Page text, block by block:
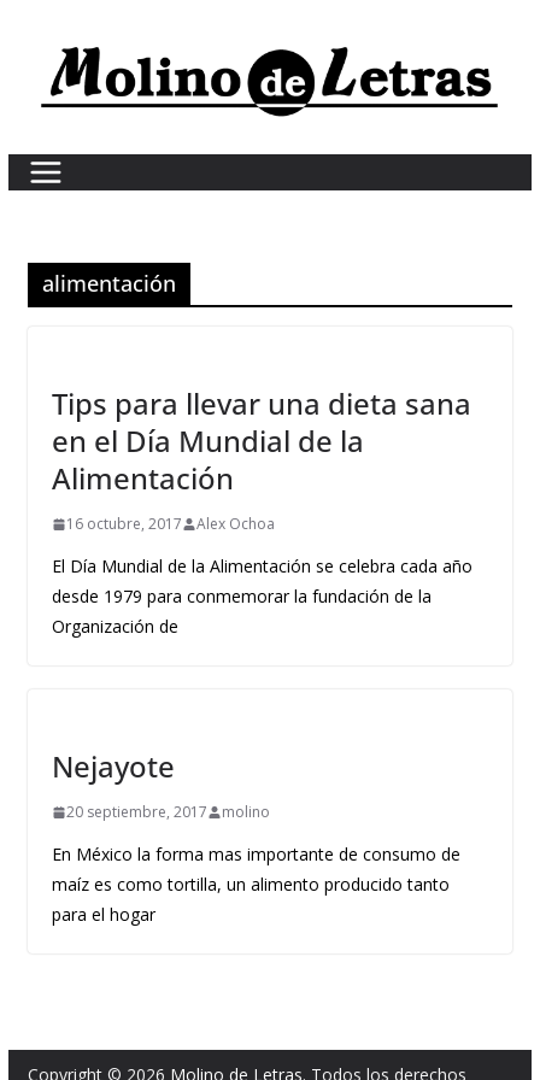
content
alimentación
Tips para llevar una dieta sana
en el Día Mundial de la
Alimentación
16 octubre, 2017 Alex Ochoa
El Día Mundial de la Alimentación se celebra cada año
desde 1979 para conmemorar la fundación de la
Organización de
Nejayote
20 septiembre, 2017 molino
En México la forma mas importante de consumo de
maíz es como tortilla, un alimento producido tanto
para el hogar
Copyright © 2026 Molino de Letras. Todos los derechos